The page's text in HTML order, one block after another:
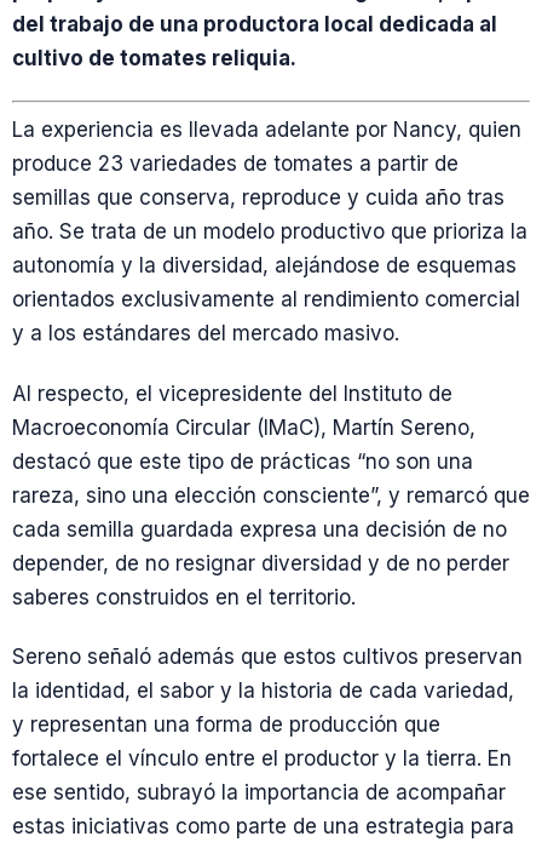
del trabajo de una productora local dedicada al
cultivo de tomates reliquia.
La experiencia es llevada adelante por Nancy, quien
produce 23 variedades de tomates a partir de
semillas que conserva, reproduce y cuida año tras
año. Se trata de un modelo productivo que prioriza la
autonomía y la diversidad, alejándose de esquemas
orientados exclusivamente al rendimiento comercial
y a los estándares del mercado masivo.
Al respecto, el vicepresidente del Instituto de
Macroeconomía Circular (IMaC), Martín Sereno,
destacó que este tipo de prácticas “no son una
rareza, sino una elección consciente”, y remarcó que
cada semilla guardada expresa una decisión de no
depender, de no resignar diversidad y de no perder
saberes construidos en el territorio.
Sereno señaló además que estos cultivos preservan
la identidad, el sabor y la historia de cada variedad,
y representan una forma de producción que
fortalece el vínculo entre el productor y la tierra. En
ese sentido, subrayó la importancia de acompañar
estas iniciativas como parte de una estrategia para